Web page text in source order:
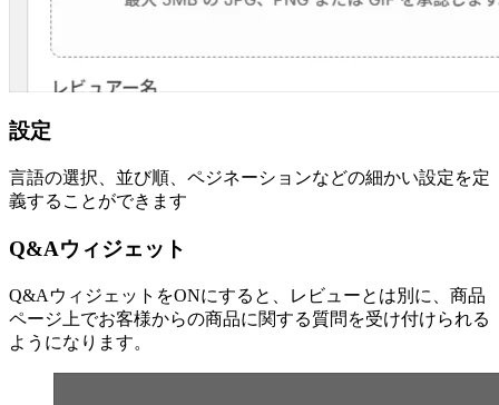
設定
言語の選択、並び順、ペジネーションなどの細かい設定を定
義することができます
Q&Aウィジェット
Q&AウィジェットをONにすると、レビューとは別に、商品
ページ上でお客様からの商品に関する質問を受け付けられる
ようになります。